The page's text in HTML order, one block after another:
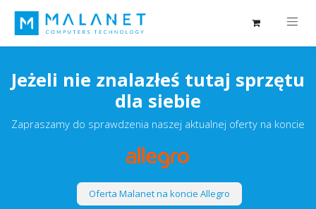
Jeżeli nie znalazłeś tutaj sprzętu
dla siebie
Zapraszamy do sprawdzenia naszej aktualnej oferty na koncie
Oferta Malanet na koncie Allegro